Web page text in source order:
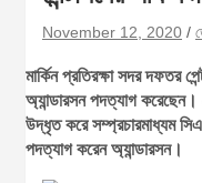
November 12, 2020
মার্কিন প্রতিরক্ষা সদর দফতর
অ্যান্ডারসন পদত্যাগ করেছেন।
উদ্ধৃত করে সম্প্রচারমাধ্যম
পদত্যাগ করেন অ্যান্ডারসন।